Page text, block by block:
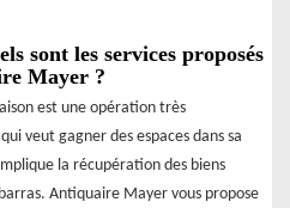
sont les services proposés
Mayer ?
est une opération très
veut gagner des espaces dans sa
la récupération des biens
Antiquaire Mayer vous propose